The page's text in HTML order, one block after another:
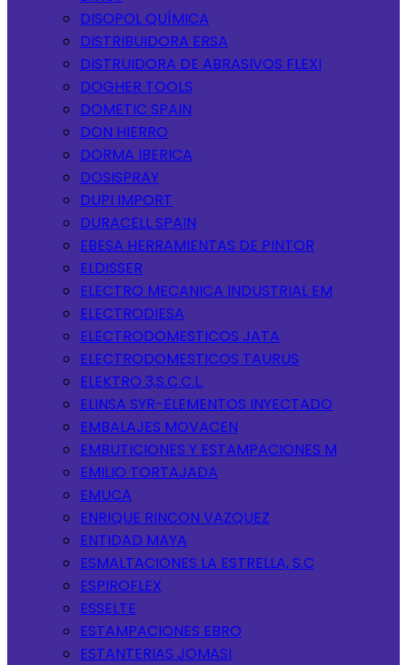
DISOPOL QUÍMICA
DISTRIBUIDORA ERSA
DISTRUIDORA DE ABRASIVOS FLEXI
DOGHER TOOLS
DOMETIC SPAIN
DON HIERRO
DORMA IBERICA
DOSISPRAY
DUPI IMPORT
DURACELL SPAIN
EBESA HERRAMIENTAS DE PINTOR
ELDISSER
ELECTRO MECANICA INDUSTRIAL EM
ELECTRODIESA
ELECTRODOMESTICOS JATA
ELECTRODOMESTICOS TAURUS
ELEKTRO 3,S.C.C.L.
ELINSA SYR-ELEMENTOS INYECTADO
EMBALAJES MOVACEN
EMBUTICIONES Y ESTAMPACIONES M
EMILIO TORTAJADA
EMUCA
ENRIQUE RINCON VAZQUEZ
ENTIDAD MAYA
ESMALTACIONES LA ESTRELLA, S.C
ESPIROFLEX
ESSELTE
ESTAMPACIONES EBRO
ESTANTERIAS JOMASI